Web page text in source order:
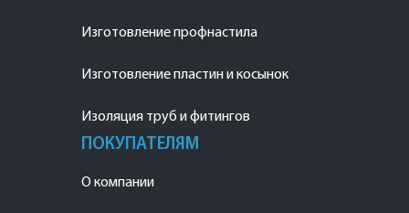
Изготовление профнастила
Изготовление пластин и косынок
Изоляция труб и фитингов
ПОКУПАТЕЛЯМ
О компании